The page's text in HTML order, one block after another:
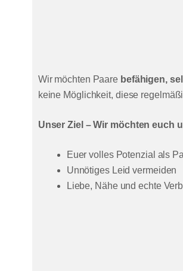
Wir möchten Paare befähigen,
keine Möglichkeit, diese
Unser Ziel – Wir möchten euch
Euer volles Potenzial als
Unnötiges Leid vermeiden
Liebe, Nähe und echte